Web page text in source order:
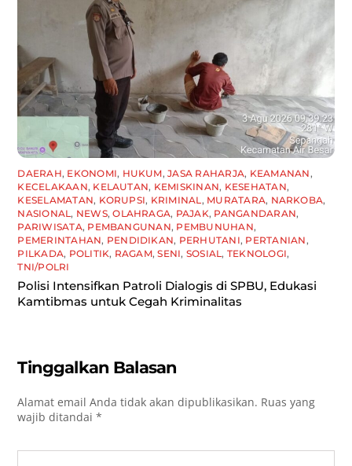
DAERAH, EKONOMI, HUKUM,JASA RAHARJA, KEAMANAN,
KECELAKAAN, KELAUTAN, KEMISKINAN, KESEHATAN,
KESELAMATAN, KORUPSI, KRIMINAL, MURATARA, NARKOBA,
NASIONAL, NEWS,OLAHRAGA, PAJAK, PANGANDARAN,
PARIWISATA, PEMBANGUNAN, PEMBUNUHAN,
PEMERINTAHAN, PENDIDIKAN, PERHUTANI, PERTANIAN,
PILKADA, POLITIK, RAGAM,SENI, SOSIAL, TEKNOLOGI,
TNI/POLRI
Polisi Intensifkan Patroli Dialogis di SPBU, Edukasi
Kamtibmas untuk Cegah Kriminalitas
Tinggalkan Balasan
Alamat email Anda tidak akan dipublikasikan. Ruas yang
wajib ditandai*